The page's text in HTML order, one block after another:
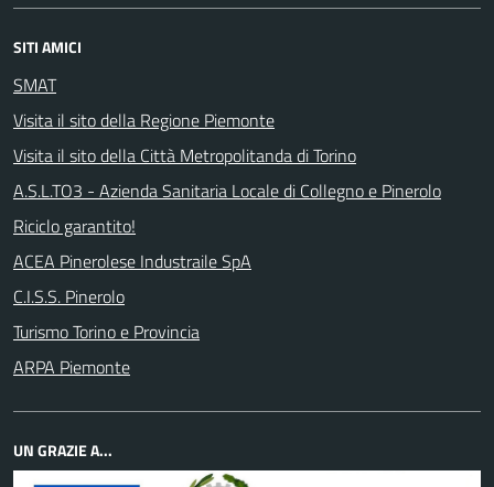
SITI AMICI
SMAT
Visita il sito della Regione Piemonte
Visita il sito della Città Metropolitanda di Torino
A.S.L.TO3 - Azienda Sanitaria Locale di Collegno e Pinerolo
Riciclo garantito!
ACEA Pinerolese Industraile SpA
C.I.S.S. Pinerolo
Turismo Torino e Provincia
ARPA Piemonte
UN GRAZIE A...